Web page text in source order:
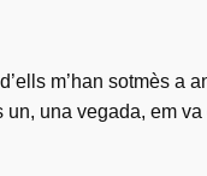
m’han sotmès a
una vegada, em